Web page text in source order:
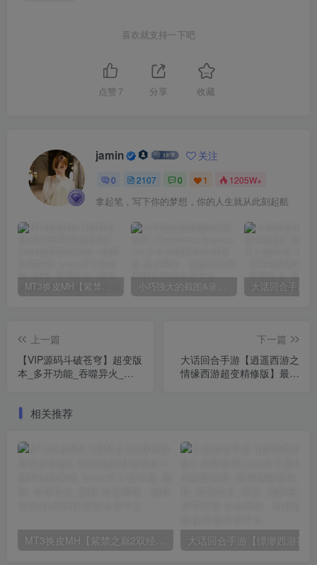
喜欢就支持一下吧
点赞 7 分享 收藏
jamin 关注
0 2107 0 1 1205W+
拿起笔，写下你的梦想，你的人生就从此刻起航
MT3换皮MH【紫禁之巅2双经脉尊享挂机版】2025最新整理单机一键即玩镜像端_Linux手工服务端_源码_管理后台_教程 小巧强大的截图&录屏软件 | FastStone Capture v11.2 中文破解绿色便携版
上一篇
【VIP源码斗破苍穹】超变版
本_多开功能_吞噬异火_斗
系统_功能多多_攻略_视频
下一篇
大话回合手游【逍遥西游之
情缘西游超变精修版】最新
相关推荐
MT3换皮MH【紫禁之巅2双经脉尊享挂机版】2025最新整理单机一键即玩镜像端_Linux手工服务端_源码_管理后台_教程